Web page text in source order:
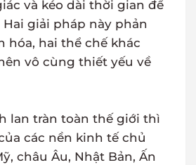
và kéo dài thời gian để
giải pháp này phản
hóa, hai thể chế khác
vô cùng thiết yếu về
lan tràn toàn thế giới thì
các nền kinh tế chủ
châu Âu, Nhật Bản, Ấn